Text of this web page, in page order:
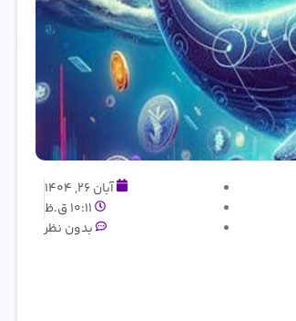
آبان 26, 1404
10:11 ق.ظ
بدون نظر